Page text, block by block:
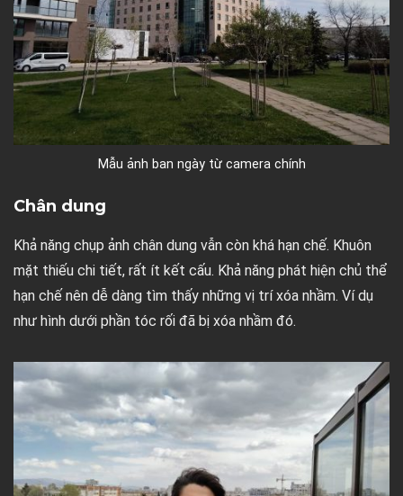
Mẫu ảnh ban ngày từ camera chính
Chân dung
Khả năng chụp ảnh chân dung vẫn còn khá hạn chế. Khuôn
mặt thiếu chi tiết, rất ít kết cấu. Khả năng phát hiện chủ thể
hạn chế nên dễ dàng tìm thấy những vị trí xóa nhầm. Ví dụ
như hình dưới phần tóc rối đã bị xóa nhầm đó.